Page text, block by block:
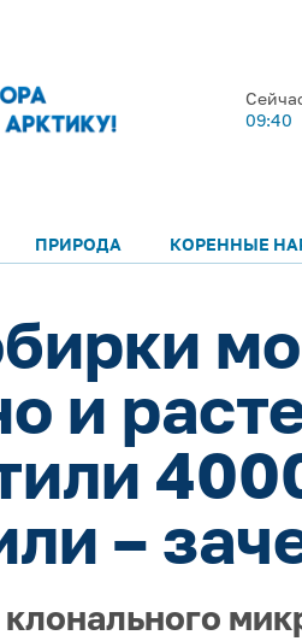
09:40
ПРИРОДА КОРЕННЫЕ
и
–